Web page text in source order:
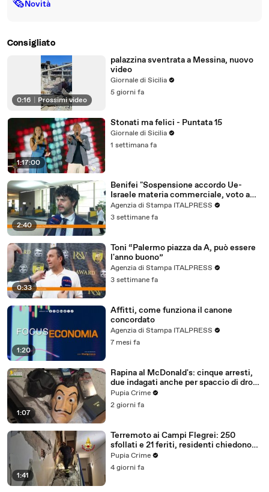
🗞Novità
Consigliato
0:16 Prossimi video
palazzina sventrata a Messina, nuovo
video
Giornale di Sicilia
5 giorni fa
1:17:00
Stonati ma felici - Puntata 15
Giornale di Sicilia
1 settimana fa
2:40
Benifei "Sospensione accordo Ue-
Israele materia commerciale, voto a
maggioranza"
Agenzia di Stampa ITALPRESS
3 settimane fa
0:33
Toni “Palermo piazza da A, può essere
l'anno buono”
Agenzia di Stampa ITALPRESS
3 settimane fa
1:20
Affitti, come funziona il canone
concordato
Agenzia di Stampa ITALPRESS
7 mesi fa
1:07
Rapina al McDonald's: cinque arresti,
due indagati anche per spaccio di droga
(03.08.26)
Pupia Crime
2 giorni fa
1:41
Terremoto ai Campi Flegrei: 250
sfollati e 21 feriti, residenti chiedono
certezze sul futuro (01.08.26)
Pupia Crime
4 giorni fa